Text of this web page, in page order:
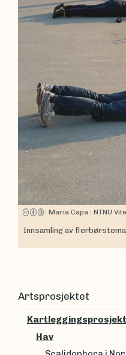
| Maria Capa | NTNU
Innsamling av
Artsprosjektet
Hav